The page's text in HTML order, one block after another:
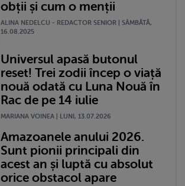
obții și cum o menții
ALINA NEDELCU - REDACTOR SENIOR | SÂMBĂTĂ,
16.08.2025
Universul apasă butonul
reset! Trei zodii încep o viață
nouă odată cu Luna Nouă în
Rac de pe 14 iulie
MARIANA VOINEA | LUNI, 13.07.2026
Amazoanele anului 2026.
Sunt pionii principali din
acest an și luptă cu absolut
orice obstacol apare